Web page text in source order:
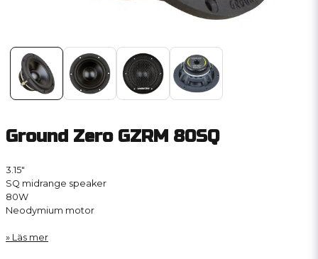
Ground Zero GZRM 80SQ
3.15″
SQ midrange speaker
80W
Neodymium motor
Läs mer